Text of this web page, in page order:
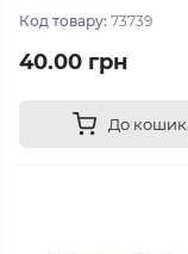
Код товару: 73739
40.00 грн
До